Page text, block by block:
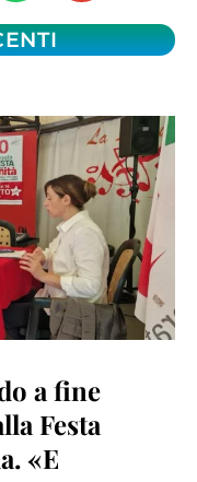
a fine
Festa
«E